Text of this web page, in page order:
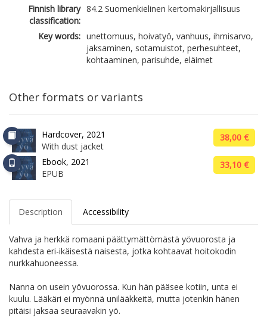
Finnish library
classification:
84.2 Suomenkielinen kertomakirjallisuus
Key words: unettomuus, hoivatyö, vanhuus, ihmisarvo,
jaksaminen, sotamuistot, perhesuhteet,
kohtaaminen, parisuhde, eläimet
Other formats or variants
Hardcover, 2021
With dust jacket
38,00 €
Ebook, 2021
EPUB
33,10 €
Description Accessibility
Vahva ja herkkä romaani päättymättömästä yövuorosta ja
kahdesta eri-ikäisestä naisesta, jotka kohtaavat hoitokodin
nurkkahuoneessa.
Nanna on usein yövuorossa. Kun hän pääsee kotiin, unta ei
kuulu. Lääkäri ei myönnä unilääkkeitä, mutta jotenkin hänen
pitäisi jaksaa seuraavakin yö.